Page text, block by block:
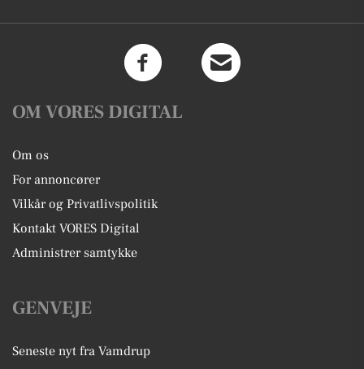
OM VORES DIGITAL
Om os
For annoncører
Vilkår og Privatlivspolitik
Kontakt VORES Digital
Administrer samtykke
GENVEJE
Seneste nyt fra Vamdrup